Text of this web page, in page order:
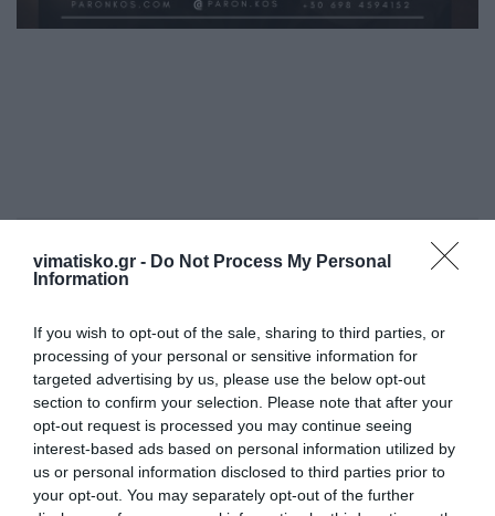
vimatisko.gr - Do Not Process My Personal
Information
If you wish to opt-out of the sale, sharing to third parties, or
processing of your personal or sensitive information for
targeted advertising by us, please use the below opt-out
section to confirm your selection. Please note that after your
opt-out request is processed you may continue seeing
interest-based ads based on personal information utilized by
us or personal information disclosed to third parties prior to
your opt-out. You may separately opt-out of the further
Η ανωνυμία είναι το καλύτερο κρησφύγετο δειλίας και
χυδαιότητας!
Σχόλια 0
Πρόσθεσε ένα σχόλιο
ΟΝΟΜΑ